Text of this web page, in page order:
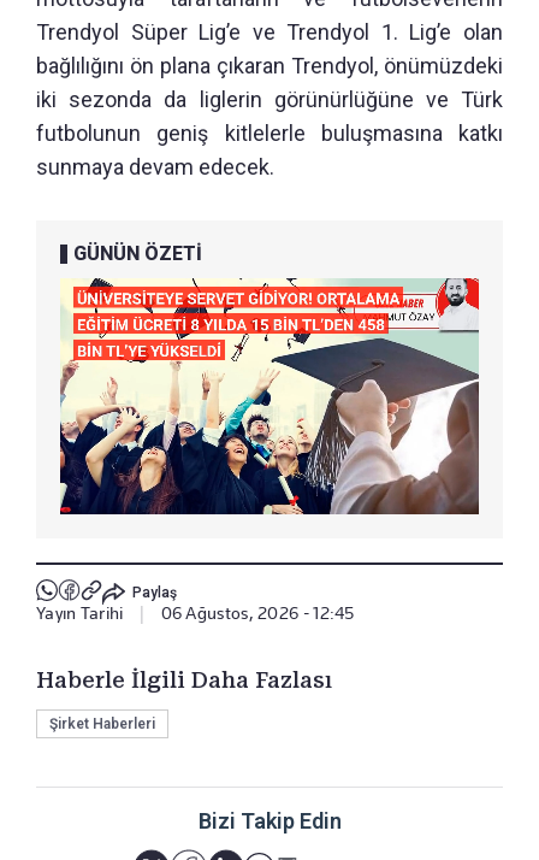
Trendyol Süper Lig’e ve Trendyol 1. Lig’e olan
bağlılığını ön plana çıkaran Trendyol, önümüzdeki
iki sezonda da liglerin görünürlüğüne ve Türk
futbolunun geniş kitlelerle buluşmasına katkı
sunmaya devam edecek.
GÜNÜN ÖZETİ
Paylaş
Yayın Tarihi 06 Ağustos, 2026 - 12:45
Haberle İlgili Daha Fazlası
Şirket Haberleri
Bizi Takip Edin